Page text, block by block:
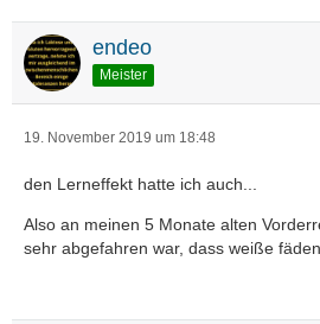
endeo
Meister
19. November 2019 um 18:48
den Lerneffekt hatte ich auch...
Also an meinen 5 Monate alten
sehr abgefahren war, dass weiße